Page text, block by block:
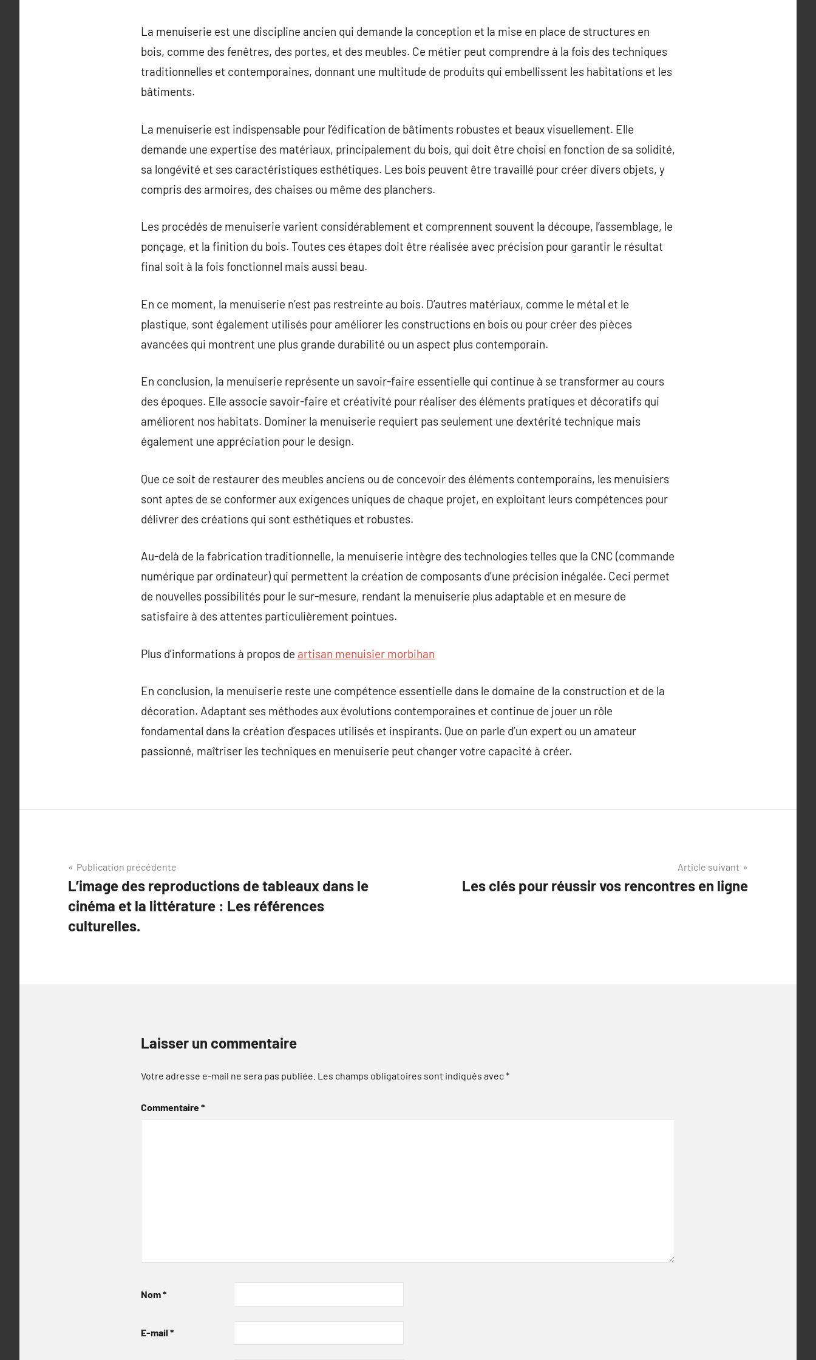
La menuiserie est une discipline ancien qui demande la conception et la mise en place de structures en
bois, comme des fenêtres, des portes, et des meubles. Ce métier peut comprendre à la fois des techniques
traditionnelles et contemporaines, donnant une multitude de produits qui embellissent les habitations et les
bâtiments.
La menuiserie est indispensable pour l’édification de bâtiments robustes et beaux visuellement. Elle
demande une expertise des matériaux, principalement du bois, qui doit être choisi en fonction de sa solidité,
sa longévité et ses caractéristiques esthétiques. Les bois peuvent être travaillé pour créer divers objets, y
compris des armoires, des chaises ou même des planchers.
Les procédés de menuiserie varient considérablement et comprennent souvent la découpe, l’assemblage, le
ponçage, et la finition du bois. Toutes ces étapes doit être réalisée avec précision pour garantir le résultat
final soit à la fois fonctionnel mais aussi beau.
En ce moment, la menuiserie n’est pas restreinte au bois. D’autres matériaux, comme le métal et le
plastique, sont également utilisés pour améliorer les constructions en bois ou pour créer des pièces
avancées qui montrent une plus grande durabilité ou un aspect plus contemporain.
En conclusion, la menuiserie représente un savoir-faire essentielle qui continue à se transformer au cours
des époques. Elle associe savoir-faire et créativité pour réaliser des éléments pratiques et décoratifs qui
améliorent nos habitats. Dominer la menuiserie requiert pas seulement une dextérité technique mais
également une appréciation pour le design.
Que ce soit de restaurer des meubles anciens ou de concevoir des éléments contemporains, les menuisiers
sont aptes de se conformer aux exigences uniques de chaque projet, en exploitant leurs compétences pour
délivrer des créations qui sont esthétiques et robustes.
Au-delà de la fabrication traditionnelle, la menuiserie intègre des technologies telles que la CNC (commande
numérique par ordinateur) qui permettent la création de composants d’une précision inégalée. Ceci permet
de nouvelles possibilités pour le sur-mesure, rendant la menuiserie plus adaptable et en mesure de
satisfaire à des attentes particulièrement pointues.
Plus d’informations à propos de artisan menuisier morbihan
En conclusion, la menuiserie reste une compétence essentielle dans le domaine de la construction et de la
décoration. Adaptant ses méthodes aux évolutions contemporaines et continue de jouer un rôle
fondamental dans la création d’espaces utilisés et inspirants. Que on parle d’un expert ou un amateur
passionné, maîtriser les techniques en menuiserie peut changer votre capacité à créer.
Navigation
de
l’article
Publication précédente
L’image des reproductions de tableaux dans le
cinéma et la littérature : Les références
culturelles.
Article suivant
Les clés pour réussir vos rencontres en ligne
Laisser un commentaire
Votre adresse e-mail ne sera pas publiée. Les champs obligatoires sont indiqués avec*
Commentaire*
Nom*
E-mail *